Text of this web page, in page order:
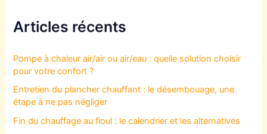
Articles récents
Pompe à chaleur air/air ou air/eau : quelle solution choisir
pour votre confort ?
Entretien du plancher chauffant : le désembouage, une
étape à ne pas négliger
Fin du chauffage au fioul : le calendrier et les alternatives